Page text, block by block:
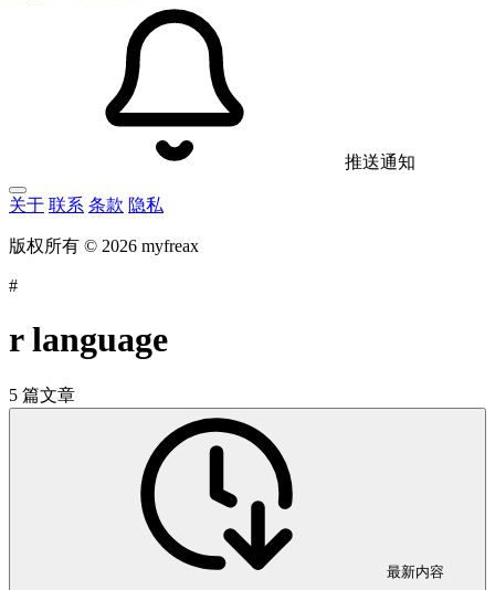
推送通知
关于 联系 条款 隐私
版权所有 © 2026 myfreax
#
r language
5 篇文章
最新内容